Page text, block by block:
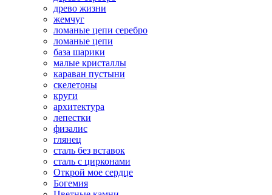
древо жизни
жемчуг
ломаные цепи серебро
ломаные цепи
база шарики
малые кристаллы
караван пустыни
скелетоны
круги
архитектура
лепестки
физалис
глянец
сталь без вставок
сталь с цирконами
Открой мое сердце
Богемия